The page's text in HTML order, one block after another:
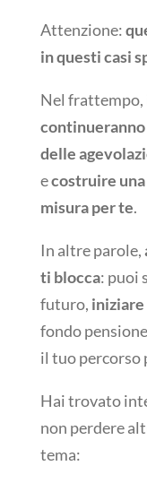
Attenzione:
in questi casi
Nel frattempo,
continueranno
delle
ecostruire
misura per te.
In altre parole,
ti blocca: puoi
futuro, iniziare
fondo
il tuo percorso
Hai trovato
non perdere
tema: